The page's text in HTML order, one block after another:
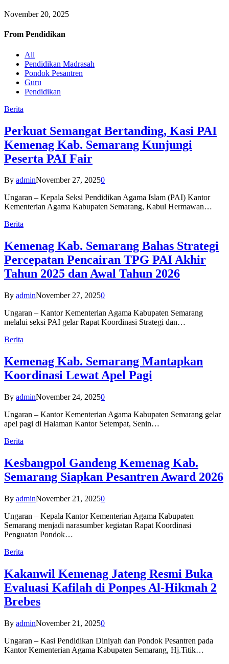
November 20, 2025
From Pendidikan
All
Pendidikan Madrasah
Pondok Pesantren
Guru
Pendidikan
Berita
Perkuat Semangat Bertanding, Kasi PAI
Kemenag Kab. Semarang Kunjungi
Peserta PAI Fair
By adminNovember 27, 20250
Ungaran – Kepala Seksi Pendidikan Agama Islam (PAI) Kantor
Kementerian Agama Kabupaten Semarang, Kabul Hermawan…
Berita
Kemenag Kab. Semarang Bahas Strategi
Percepatan Pencairan TPG PAI Akhir
Tahun 2025 dan Awal Tahun 2026
By adminNovember 27, 20250
Ungaran – Kantor Kementerian Agama Kabupaten Semarang
melalui seksi PAI gelar Rapat Koordinasi Strategi dan…
Berita
Kemenag Kab. Semarang Mantapkan
Koordinasi Lewat Apel Pagi
By adminNovember 24, 20250
Ungaran – Kantor Kementerian Agama Kabupaten Semarang gelar
apel pagi di Halaman Kantor Setempat, Senin…
Berita
Kesbangpol Gandeng Kemenag Kab.
Semarang Siapkan Pesantren Award 2026
By adminNovember 21, 20250
Ungaran – Kepala Kantor Kementerian Agama Kabupaten
Semarang menjadi narasumber kegiatan Rapat Koordinasi
Penguatan Pondok…
Berita
Kakanwil Kemenag Jateng Resmi Buka
Evaluasi Kafilah di Ponpes Al-Hikmah 2
Brebes
By adminNovember 21, 20250
Ungaran – Kasi Pendidikan Diniyah dan Pondok Pesantren pada
Kantor Kementerian Agama Kabupaten Semarang, Hj.Titik…